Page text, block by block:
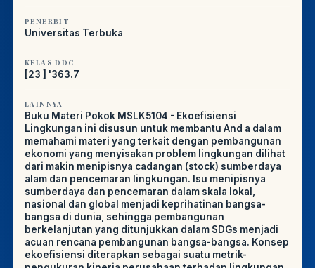
PENERBIT
Universitas Terbuka
KELAS DDC
[23 ] '363.7
LAINNYA
Buku Materi Pokok MSLK5104 - Ekoefisiensi
Lingkungan ini disusun untuk membantu And a dalam
memahami materi yang terkait dengan pembangunan
ekonomi yang menyisakan problem lingkungan dilihat
dari makin menipisnya cadangan (stock) sumberdaya
alam dan pencemaran lingkungan. lsu menipisnya
sumberdaya dan pencemaran dalam skala lokal,
nasional dan global menjadi keprihatinan bangsa-
bangsa di dunia, sehingga pembangunan
berkelanjutan yang ditunjukkan dalam SDGs menjadi
acuan rencana pembangunan bangsa-bangsa. Konsep
ekoefisiensi diterapkan sebagai suatu metrik-